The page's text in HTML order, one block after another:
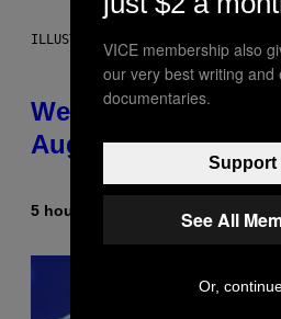
ILLUSTRATION BY REESA
Weekly Horoscope:
August 15
5 hours ago Ashley Fike
VICE membership also
our very best writing and
documentaries.
Support
See All
Or,